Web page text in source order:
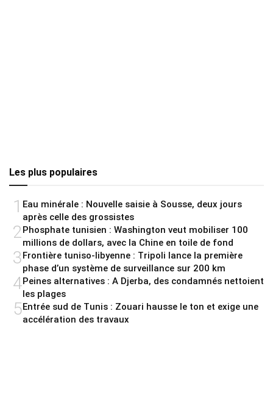
Les plus populaires
1 Eau minérale : Nouvelle saisie à Sousse, deux jours
après celle des grossistes
2 Phosphate tunisien : Washington veut mobiliser 100
millions de dollars, avec la Chine en toile de fond
3Frontière tuniso-libyenne : Tripoli lance la première
phase d’un système de surveillance sur 200 km
4Peines alternatives : A Djerba, des condamnés nettoient
les plages
5Entrée sud de Tunis : Zouari hausse le ton et exige une
accélération des travaux